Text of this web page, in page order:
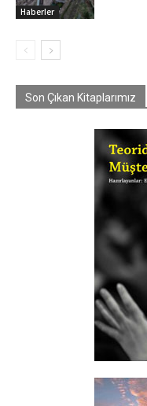
Haberler
Son Çıkan Kitaplarımız